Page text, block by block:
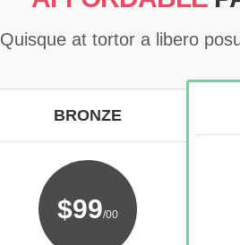
Quisque at tortor a libero
BRONZE
$99/00